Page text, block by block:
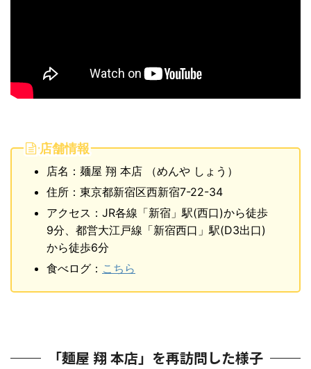
店舗情報
店名：麺屋 翔 本店 （めんや しょう）
住所：東京都新宿区西新宿7-22-34
アクセス：JR各線「新宿」駅(西口)から徒歩
9分、都営大江戸線「新宿西口」駅(D3出口)
から徒歩6分
食べログ： こちら
「麺屋 翔 本店」を再訪問した様子